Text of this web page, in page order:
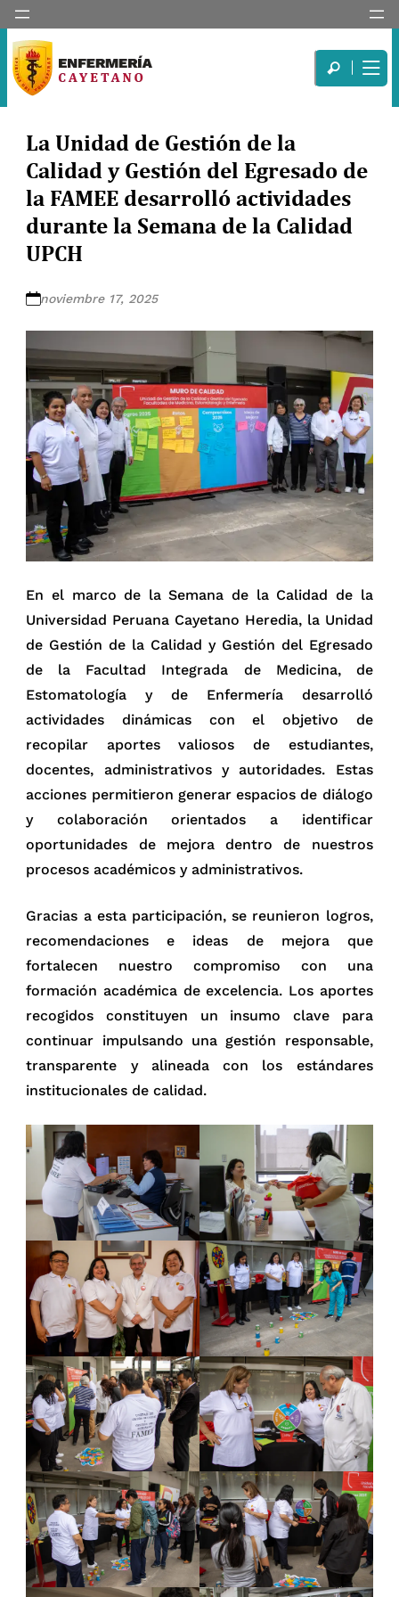
La Unidad de Gestión de la
Calidad y Gestión del Egresado de
la FAMEE desarrolló actividades
durante la Semana de la Calidad
UPCH
noviembre 17, 2025
En el marco de la Semana de la Calidad de la
Universidad Peruana Cayetano Heredia, la Unidad
de Gestión de la Calidad y Gestión del Egresado
de la Facultad Integrada de Medicina, de
Estomatología y de Enfermería desarrolló
actividades dinámicas con el objetivo de
recopilar aportes valiosos de estudiantes,
docentes, administrativos y autoridades. Estas
acciones permitieron generar espacios de diálogo
y colaboración orientados a identificar
oportunidades de mejora dentro de nuestros
procesos académicos y administrativos.
Gracias a esta participación, se reunieron logros,
recomendaciones e ideas de mejora que
fortalecen nuestro compromiso con una
formación académica de excelencia. Los aportes
recogidos constituyen un insumo clave para
continuar impulsando una gestión responsable,
transparente y alineada con los estándares
institucionales de calidad.